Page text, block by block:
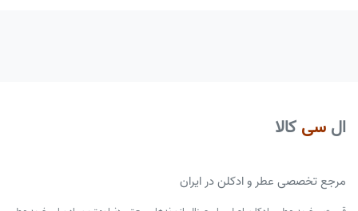
ال سی کالا
مرجع تخصصی عطر و ادکلن در ایران